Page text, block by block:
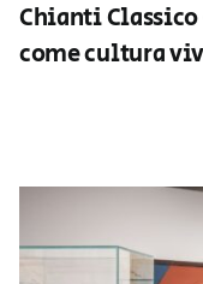
Chianti
come cultura